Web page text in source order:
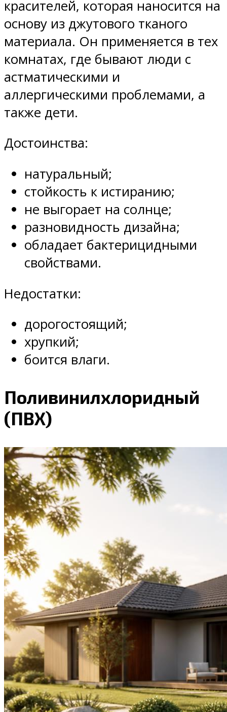
красителей, которая наносится на
основу из джутового тканого
материала. Он применяется в тех
комнатах, где бывают люди с
астматическими и
аллергическими проблемами, а
также дети.
Достоинства:
натуральный;
стойкость к истиранию;
не выгорает на солнце;
разновидность дизайна;
обладает бактерицидными
свойствами.
Недостатки:
дорогостоящий;
хрупкий;
боится влаги.
Поливинилхлоридный
(ПВХ)